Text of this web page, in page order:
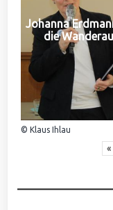
Johanna
die
© Klaus Ihlau
«